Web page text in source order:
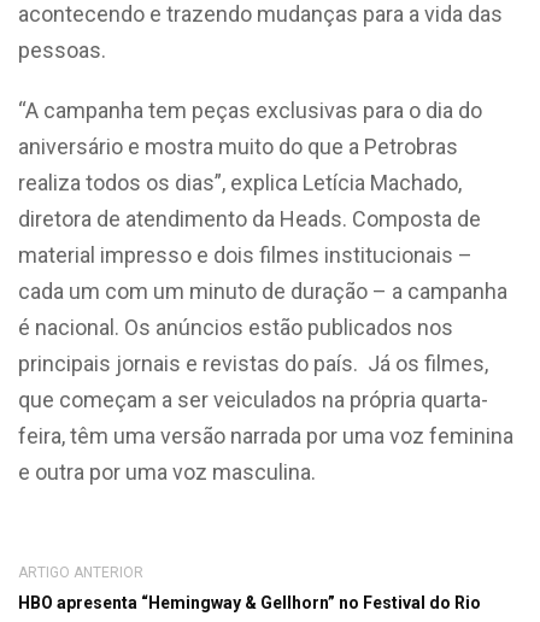
acontecendo e trazendo mudanças para a vida das
pessoas.
“A campanha tem peças exclusivas para o dia do
aniversário e mostra muito do que a Petrobras
realiza todos os dias”, explica Letícia Machado,
diretora de atendimento da Heads. Composta de
material impresso e dois filmes institucionais –
cada um com um minuto de duração – a campanha
é nacional. Os anúncios estão publicados nos
principais jornais e revistas do país. Já os filmes,
que começam a ser veiculados na própria quarta-
feira, têm uma versão narrada por uma voz feminina
e outra por uma voz masculina.
ARTIGO ANTERIOR
HBO apresenta “Hemingway & Gellhorn” no Festival do Rio